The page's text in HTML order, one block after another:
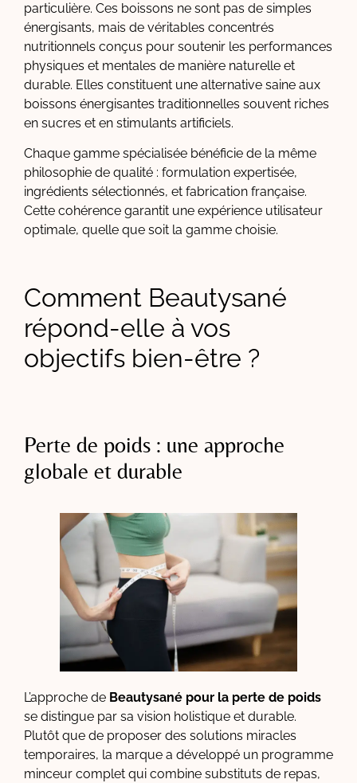
particulière. Ces boissons ne sont pas de simples
énergisants, mais de véritables concentrés
nutritionnels conçus pour soutenir les performances
physiques et mentales de manière naturelle et
durable. Elles constituent une alternative saine aux
boissons énergisantes traditionnelles souvent riches
en sucres et en stimulants artificiels.
Chaque gamme spécialisée bénéficie de la même
philosophie de qualité : formulation expertisée,
ingrédients sélectionnés, et fabrication française.
Cette cohérence garantit une expérience utilisateur
optimale, quelle que soit la gamme choisie.
Comment Beautysané
répond-elle à vos
objectifs bien-être ?
Perte de poids : une approche
globale et durable
L’approche de Beautysané pour la perte de poids
se distingue par sa vision holistique et durable.
Plutôt que de proposer des solutions miracles
temporaires, la marque a développé un programme
minceur complet qui combine substituts de repas,